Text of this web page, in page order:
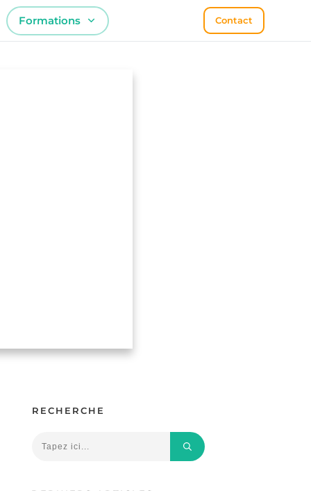
Formations Contact
RECHERCHE